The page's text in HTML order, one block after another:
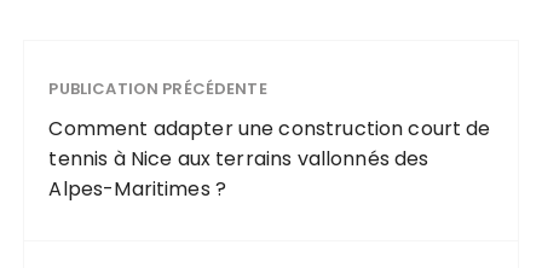
PUBLICATION PRÉCÉDENTE
Comment adapter une construction court de
tennis à Nice aux terrains vallonnés des
Alpes-Maritimes ?